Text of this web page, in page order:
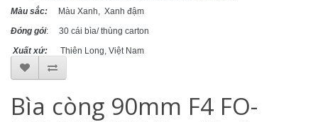
Màu sắc: Màu Xanh, Xanh đậm
Đóng gói: 30 cái bìa/ thùng carton
Xuất xứ: Thiên Long, Việt Nam
Bìa còng 90mm F4 FO-